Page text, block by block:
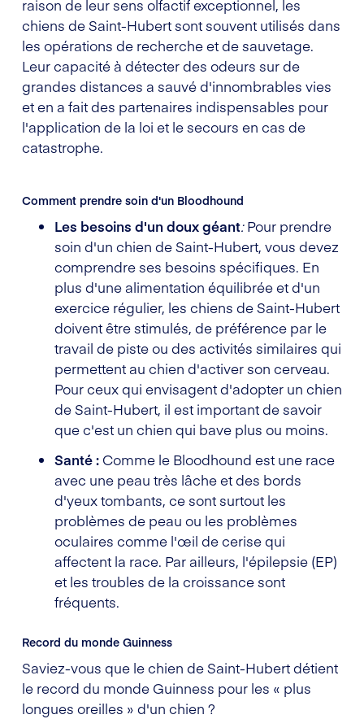
raison de leur sens olfactif exceptionnel, les
chiens de Saint-Hubert sont souvent utilisés dans
les opérations de recherche et de sauvetage.
Leur capacité à détecter des odeurs sur de
grandes distances a sauvé d'innombrables vies
et en a fait des partenaires indispensables pour
l'application de la loi et le secours en cas de
catastrophe.
Comment prendre soin d'un Bloodhound
Les besoins d'un doux géant:Pour prendre
soin d'un chien de Saint-Hubert, vous devez
comprendre ses besoins spécifiques. En
plus d'une alimentation équilibrée et d'un
exercice régulier, les chiens de Saint-Hubert
doivent être stimulés, de préférence par le
travail de piste ou des activités similaires qui
permettent au chien d'activer son cerveau.
Pour ceux qui envisagent d'adopter un chien
de Saint-Hubert, il est important de savoir
que c'est un chien qui bave plus ou moins.
Santé : Comme le Bloodhound est une race
avec une peau très lâche et des bords
d'yeux tombants, ce sont surtout les
problèmes de peau ou les problèmes
oculaires comme l'œil de cerise qui
affectent la race. Par ailleurs, l'épilepsie (EP)
et les troubles de la croissance sont
fréquents.
Record du monde Guinness
Saviez-vous que le chien de Saint-Hubert détient
le record du monde Guinness pour les « plus
longues oreilles » d'un chien ?